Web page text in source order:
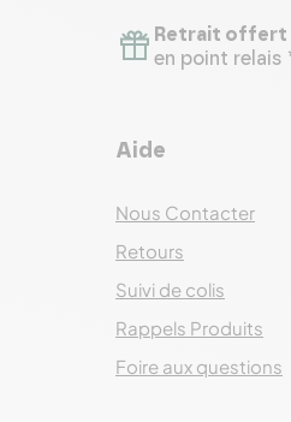
Retrait offert
en point relais
Aide
Nous Contacter
Retours
Suivi de colis
Rappels Produits
Foire aux questions